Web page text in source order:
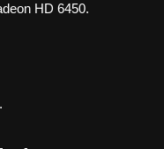
HD 6450.